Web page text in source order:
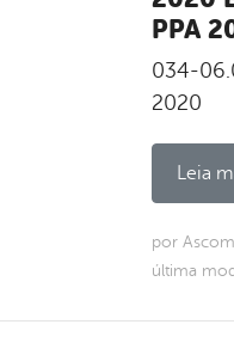
PPA
034-
2020
Leia
por
última